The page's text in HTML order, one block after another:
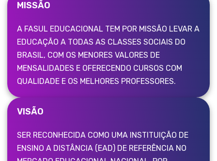
MISSÃO
A FASUL EDUCACIONAL TEM POR MISSÃO LEVAR A
EDUCAÇÃO A TODAS AS CLASSES SOCIAIS DO
BRASIL, COM OS MENORES VALORES DE
MENSALIDADES E OFERECENDO CURSOS COM
QUALIDADE E OS MELHORES PROFESSORES.
VISÃO
SER RECONHECIDA COMO UMA INSTITUIÇÃO DE
ENSINO A DISTÂNCIA (EAD) DE REFERÊNCIA NO